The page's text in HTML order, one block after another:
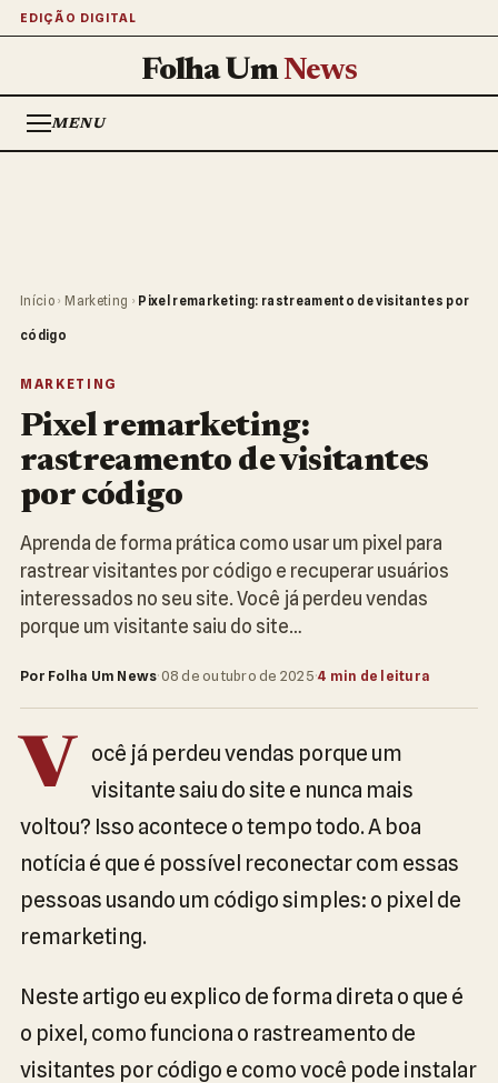
EDIÇÃO DIGITAL
Folha UmNews
MENU
Início › Marketing › Pixel remarketing: rastreamento de visitantes por
código
MARKETING
Pixel remarketing:
rastreamento de visitantes
por código
Aprenda de forma prática como usar um pixel para
rastrear visitantes por código e recuperar usuários
interessados no seu site. Você já perdeu vendas
porque um visitante saiu do site…
Por Folha Um News·08 de outubro de 2025·4 min de leitura
V
ocê já perdeu vendas porque um
visitante saiu do site e nunca mais
voltou? Isso acontece o tempo todo. A boa
notícia é que é possível reconectar com essas
pessoas usando um código simples: o pixel de
remarketing.
Neste artigo eu explico de forma direta o que é
o pixel, como funciona o rastreamento de
visitantes por código e como você pode instalar